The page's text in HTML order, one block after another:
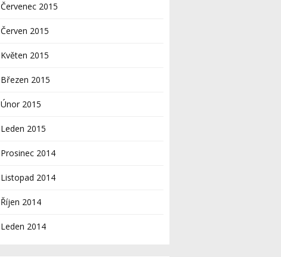
Červenec 2015
Červen 2015
Květen 2015
Březen 2015
Únor 2015
Leden 2015
Prosinec 2014
Listopad 2014
Říjen 2014
Leden 2014